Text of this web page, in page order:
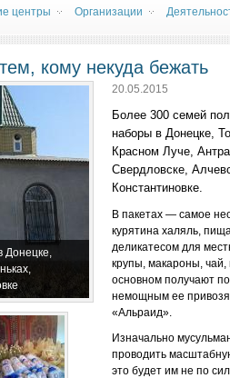
центры Oрганизации
кому некуда бежать
Донецке,
20.05.2015
Более 300 семей
наборы в Донецке,
Красном Луче,
Свердловске,
Константиновке.
В пакетах — самое
курятина халяль,
деликатесом для
крупы, макароны,
основном получают
немощным ее
«Альраид».
Изначально
проводить
это будет им не по